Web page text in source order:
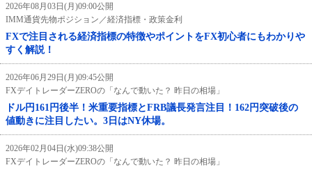
2026年08月03日(月)09:00公開
IMM通貨先物ポジション／経済指標・政策金利
FXで注目される経済指標の特徴やポイントをFX初心者にもわかりや
すく解説！
2026年06月29日(月)09:45公開
FXデイトレーダーZEROの「なんで動いた？ 昨日の相場」
ドル円161円後半！米重要指標とFRB議長発言注目！162円突破後の
値動きに注目したい。3日はNY休場。
2026年02月04日(水)09:38公開
FXデイトレーダーZEROの「なんで動いた？ 昨日の相場」